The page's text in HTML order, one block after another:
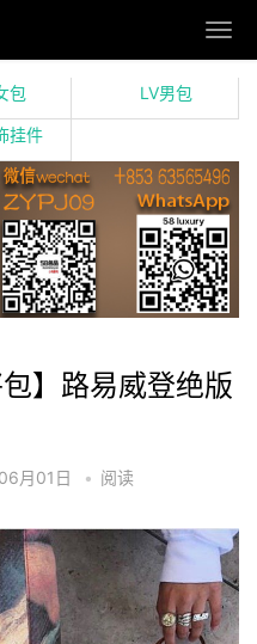
包 LV男包
挂件
】路易威登绝版
月01日 • 阅读